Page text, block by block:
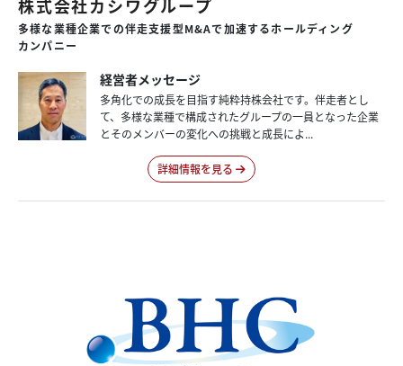
株式会社カシワグループ
多様な業種企業での伴走支援型M&Aで加速するホールディング
カンパニー
経営者メッセージ
多角化での成長を目指す純粋持株会社です。伴走者とし
て、多様な業種で構成されたグループの一員となった企業
とそのメンバーの変化への挑戦と成長によ...
詳細情報を見る